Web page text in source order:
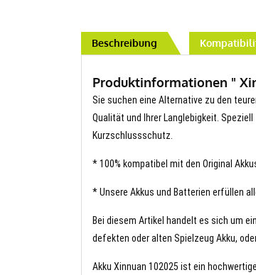
Beschreibung
Produktinformationen "
Sie suchen eine Alternative zu den
Qualität und Ihrer Langlebigkeit.
Kurzschlussschutz.
* 100% kompatibel mit den Original
* Unsere Akkus und Batterien erfüllen
Bei diesem Artikel handelt es sich um
defekten oder alten Spielzeug Akku,
Akku Xinnuan 102025 ist ein